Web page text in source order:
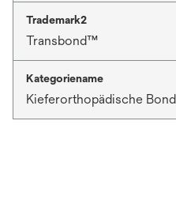
Trademark2
Transbond™
Kategoriename
Kieferorthopädische